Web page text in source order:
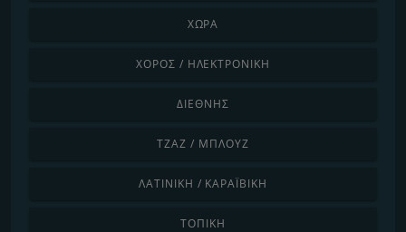
ΧΏΡΑ
ΧΟΡΌΣ / ΗΛΕΚΤΡΟΝΙΚΉ
ΔΙΕΘΝΉΣ
ΤΖΑΖ / ΜΠΛΟΥΖ
ΛΑΤΙΝΙΚΉ / ΚΑΡΑΪΒΙΚΉ
ΤΟΠΙΚΉ